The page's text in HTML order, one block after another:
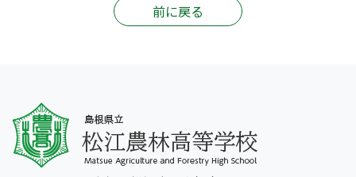
前に戻る